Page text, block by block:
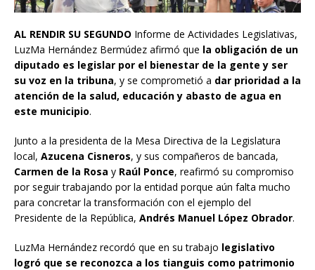
AL RENDIR SU SEGUNDO Informe de Actividades Legislativas,
LuzMa Hernández Bermúdez afirmó que la obligación de un
diputado es legislar por el bienestar de la gente y ser
su voz en la tribuna, y se comprometió a dar prioridad a la
atención de la salud, educación y abasto de agua en
este municipio.
Junto a la presidenta de la Mesa Directiva de la Legislatura
local, Azucena Cisneros, y sus compañeros de bancada,
Carmen de la Rosa y Raúl Ponce, reafirmó su compromiso
por seguir trabajando por la entidad porque aún falta mucho
para concretar la transformación con el ejemplo del
Presidente de la República, Andrés Manuel López Obrador.
LuzMa Hernández recordó que en su trabajo legislativo
logró que se reconozca a los tianguis como patrimonio